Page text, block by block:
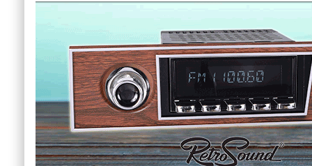
geklemmt 113/311 Lagerschild
CHF 45.00